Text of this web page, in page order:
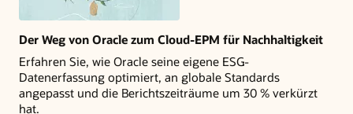
Der Weg von Oracle zum Cloud-EPM für Nachhaltigkeit
Erfahren Sie, wie Oracle seine eigene ESG-
Datenerfassung optimiert, an globale Standards
angepasst und die Berichtszeiträume um 30 % verkürzt
hat.